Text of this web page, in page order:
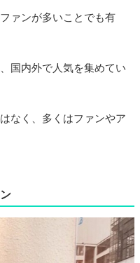
ァンが多いことでも有
国内外で人気を集めてい
なく、多くはファンやア